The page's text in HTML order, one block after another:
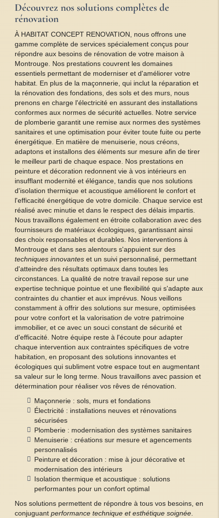
Découvrez nos solutions complètes de
rénovation
À HABITAT CONCEPT RENOVATION, nous offrons une
gamme complète de services spécialement conçus pour
répondre aux besoins de rénovation de votre maison à
Montrouge. Nos prestations couvrent les domaines
essentiels permettant de moderniser et d'améliorer votre
habitat. En plus de la maçonnerie, qui inclut la réparation et
la rénovation des fondations, des sols et des murs, nous
prenons en charge l'électricité en assurant des installations
conformes aux normes de sécurité actuelles. Notre service
de plomberie garantit une remise aux normes des systèmes
sanitaires et une optimisation pour éviter toute fuite ou perte
énergétique. En matière de menuiserie, nous créons,
adaptons et installons des éléments sur mesure afin de tirer
le meilleur parti de chaque espace. Nos prestations en
peinture et décoration redonnent vie à vos intérieurs en
insufflant modernité et élégance, tandis que nos solutions
d'isolation thermique et acoustique améliorent le confort et
l'efficacité énergétique de votre domicile. Chaque service est
réalisé avec minutie et dans le respect des délais impartis.
Nous travaillons également en étroite collaboration avec des
fournisseurs de matériaux écologiques, garantissant ainsi
des choix responsables et durables. Nos interventions à
Montrouge et dans ses alentours s'appuient sur des
techniques innovantes et un suivi personnalisé, permettant
d'atteindre des résultats optimaux dans toutes les
circonstances. La qualité de notre travail repose sur une
expertise technique pointue et une flexibilité qui s'adapte aux
contraintes du chantier et aux imprévus. Nous veillons
constamment à offrir des solutions sur mesure, optimisées
pour votre confort et la valorisation de votre patrimoine
immobilier, et ce avec un souci constant de sécurité et
d'efficacité. Notre équipe reste à l'écoute pour adapter
chaque intervention aux contraintes spécifiques de votre
habitation, en proposant des solutions innovantes et
écologiques qui subliment votre espace tout en augmentant
sa valeur sur le long terme. Nous travaillons avec passion et
détermination pour réaliser vos rêves de rénovation.
Maçonnerie : sols, murs et fondations
Électricité : installations neuves et rénovations
sécurisées
Plomberie : modernisation des systèmes sanitaires
Menuiserie : créations sur mesure et agencements
personnalisés
Peinture et décoration : mise à jour décorative et
modernisation des intérieurs
Isolation thermique et acoustique : solutions
performantes pour un confort optimal
Nos solutions permettent de répondre à tous vos besoins, en
conjuguant performance technique et esthétique soignée.